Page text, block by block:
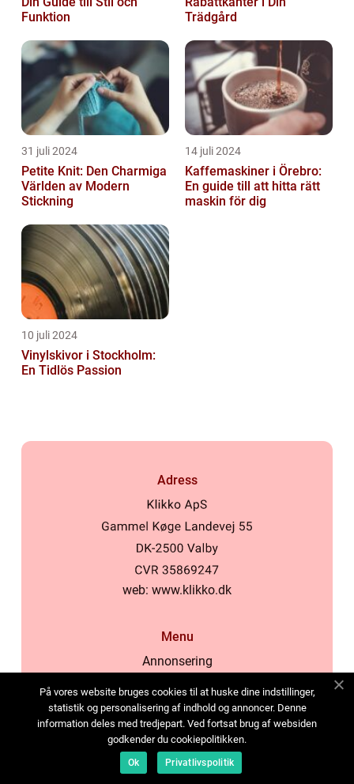
Funktion
Trädgård
31 juli 2024
Petite Knit: Den Charmiga
Världen av Modern
Stickning
14 juli 2024
Kaffemaskiner i Örebro:
En guide till att hitta rätt
maskin för dig
10 juli 2024
Vinylskivor i Stockholm:
En Tidlös Passion
Adress
web: www.klikko.dk
Menu
Annonsering
Cookies
Kontakta oss
Sitemap
På vores website bruges cookies til at huske dine indstillinger,
statistik og personalisering af indhold og annoncer. Denne
information deles med tredjepart. Ved fortsat brug af websiden
godkender du cookiepolitikken.
Ok Privatlivspolitik